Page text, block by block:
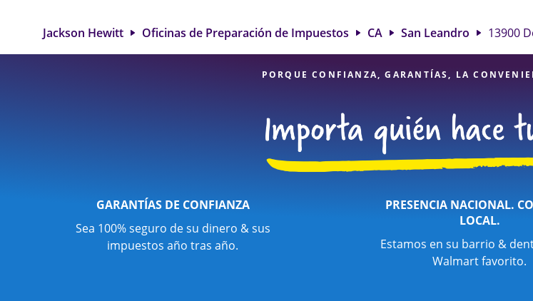
servicios de preparación de impuestos en San Leandro, CA,
Doolittle Dr. es una opción excelente. Con nuestros expertos
detalle y diversidad de servicios financieros, puede estar
Jackson Hewitt Oficinas de Preparación de Impuestos CA San Leandro 13900
PORQUE CONFIANZA, GARANTÍAS, LA
GARANTÍAS DE CONFIANZA
Sea 100% seguro de su dinero & sus
impuestos año tras año.
PRESENCIA NACIONAL.
LOCAL.
Estamos en su barrio &
Walmart favorito.